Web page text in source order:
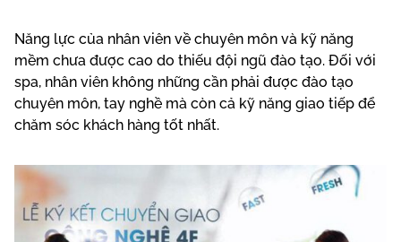
Năng lực của nhân viên về chuyên môn và kỹ năng
mềm chưa được cao do thiếu đội ngũ đào tạo. Đối với
spa, nhân viên không những cần phải được đào tạo
chuyên môn, tay nghề mà còn cả kỹ năng giao tiếp để
chăm sóc khách hàng tốt nhất.